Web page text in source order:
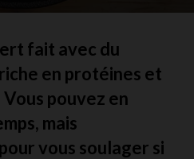
fait avec du
en protéines et
pouvez en
mais
vous soulager si